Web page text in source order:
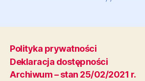
Polityka prywatności
Deklaracja dostępności
Archiwum – stan 25/02/2021 r.